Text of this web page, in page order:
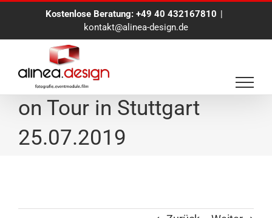
Kostenlose Beratung: +49 40 432167810 |
kontakt@alinea-design.de
Eventfotograf Hamburg
on Tour in Stuttgart
25.07.2019